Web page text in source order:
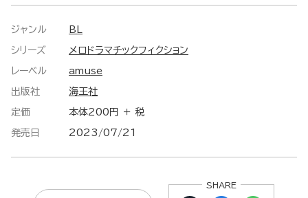
ジャンル BL
シリーズ メロドラマチックフィクション
レーベル amuse
出版社 海王社
定価 本体200円 ＋ 税
発売日 2023/07/21
SHARE